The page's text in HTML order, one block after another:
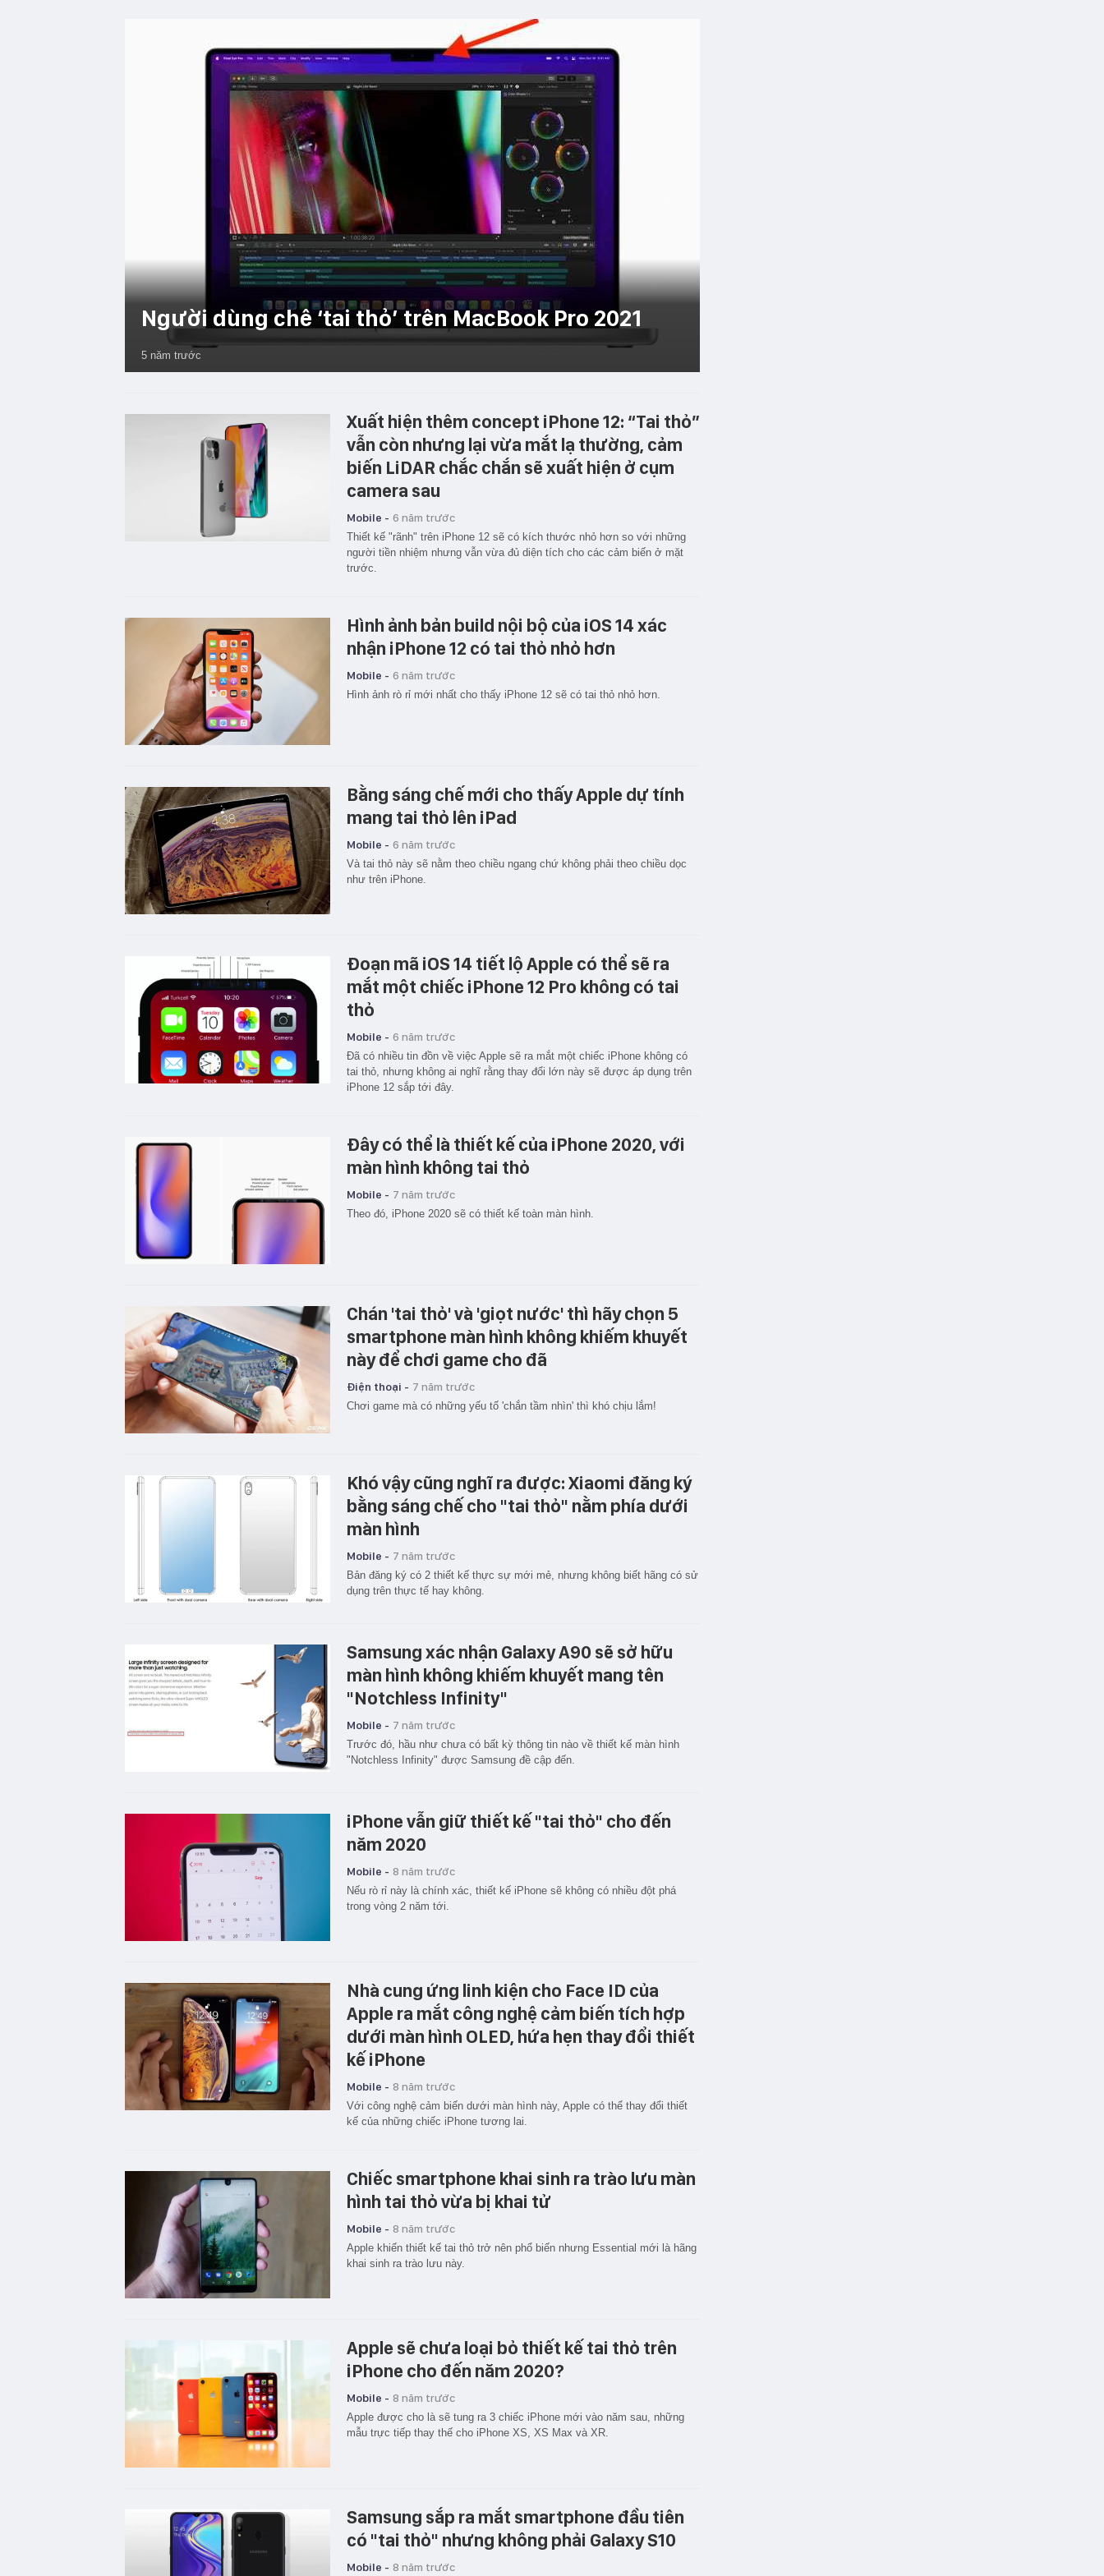
Người dùng chê ‘tai thỏ’ trên MacBook Pro 2021
5 năm trước
Xuất hiện thêm concept iPhone 12: “Tai thỏ”
vẫn còn nhưng lại vừa mắt lạ thường, cảm
biến LiDAR chắc chắn sẽ xuất hiện ở cụm
camera sau
Mobile - 6 năm trước
Thiết kế "rãnh" trên iPhone 12 sẽ có kích thước nhỏ hơn so với những
người tiền nhiệm nhưng vẫn vừa đủ diện tích cho các cảm biến ở mặt
trước.
Hình ảnh bản build nội bộ của iOS 14 xác
nhận iPhone 12 có tai thỏ nhỏ hơn
Mobile - 6 năm trước
Hình ảnh rò rỉ mới nhất cho thấy iPhone 12 sẽ có tai thỏ nhỏ hơn.
Bằng sáng chế mới cho thấy Apple dự tính
mang tai thỏ lên iPad
Mobile - 6 năm trước
Và tai thỏ này sẽ nằm theo chiều ngang chứ không phải theo chiều dọc
như trên iPhone.
Đoạn mã iOS 14 tiết lộ Apple có thể sẽ ra
mắt một chiếc iPhone 12 Pro không có tai
thỏ
Mobile - 6 năm trước
Đã có nhiều tin đồn về việc Apple sẽ ra mắt một chiếc iPhone không có
tai thỏ, nhưng không ai nghĩ rằng thay đổi lớn này sẽ được áp dụng trên
iPhone 12 sắp tới đây.
Đây có thể là thiết kế của iPhone 2020, với
màn hình không tai thỏ
Mobile - 7 năm trước
Theo đó, iPhone 2020 sẽ có thiết kế toàn màn hình.
Chán 'tai thỏ' và 'giọt nước' thì hãy chọn 5
smartphone màn hình không khiếm khuyết
này để chơi game cho đã
Điện thoại - 7 năm trước
Chơi game mà có những yếu tố 'chắn tầm nhìn' thì khó chịu lắm!
Khó vậy cũng nghĩ ra được: Xiaomi đăng ký
bằng sáng chế cho "tai thỏ" nằm phía dưới
màn hình
Mobile - 7 năm trước
Bản đăng ký có 2 thiết kế thực sự mới mẻ, nhưng không biết hãng có sử
dụng trên thực tế hay không.
Samsung xác nhận Galaxy A90 sẽ sở hữu
màn hình không khiếm khuyết mang tên
"Notchless Infinity"
Mobile - 7 năm trước
Trước đó, hầu như chưa có bất kỳ thông tin nào về thiết kế màn hình
"Notchless Infinity" được Samsung đề cập đến.
iPhone vẫn giữ thiết kế "tai thỏ" cho đến
năm 2020
Mobile - 8 năm trước
Nếu rò rỉ này là chính xác, thiết kế iPhone sẽ không có nhiều đột phá
trong vòng 2 năm tới.
Nhà cung ứng linh kiện cho Face ID của
Apple ra mắt công nghệ cảm biến tích hợp
dưới màn hình OLED, hứa hẹn thay đổi thiết
kế iPhone
Mobile - 8 năm trước
Với công nghệ cảm biến dưới màn hình này, Apple có thể thay đổi thiết
kế của những chiếc iPhone tương lai.
Chiếc smartphone khai sinh ra trào lưu màn
hình tai thỏ vừa bị khai tử
Mobile - 8 năm trước
Apple khiến thiết kế tai thỏ trở nên phổ biến nhưng Essential mới là hãng
khai sinh ra trào lưu này.
Apple sẽ chưa loại bỏ thiết kế tai thỏ trên
iPhone cho đến năm 2020?
Mobile - 8 năm trước
Apple được cho là sẽ tung ra 3 chiếc iPhone mới vào năm sau, những
mẫu trực tiếp thay thế cho iPhone XS, XS Max và XR.
Samsung sắp ra mắt smartphone đầu tiên
có "tai thỏ" nhưng không phải Galaxy S10
Mobile - 8 năm trước